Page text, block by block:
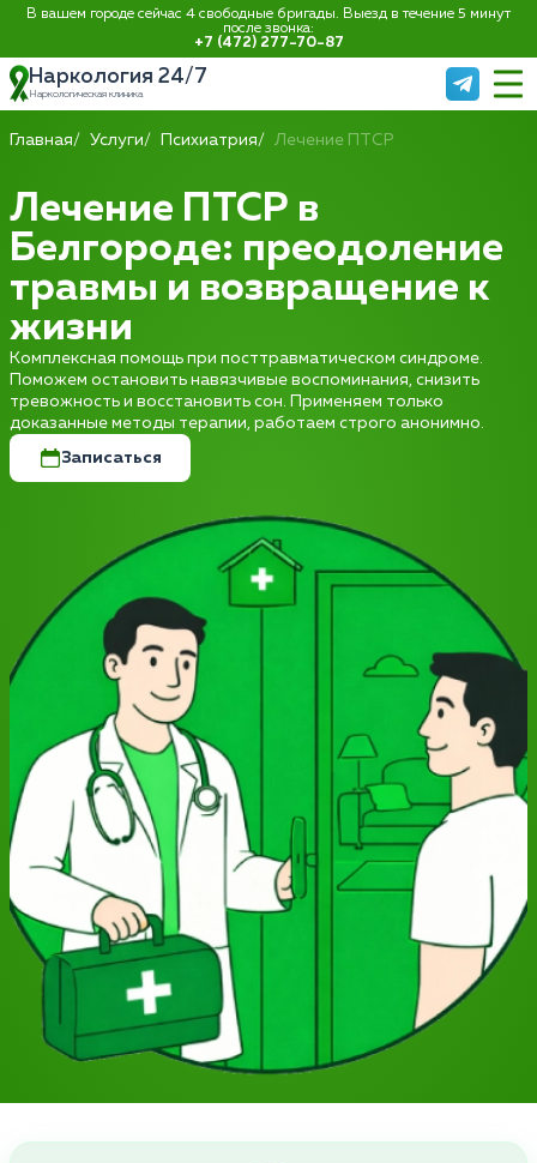
В вашем городе сейчас 4 свободные бригады. Выезд в течение 5 минут
после звонка:
+7 (472) 277-70-87
Наркология 24/7
Наркологическая клиника
Главная Услуги Психиатрия Лечение ПТСР
Лечение ПТСР в
Белгороде: преодоление
травмы и возвращение к
жизни
Комплексная помощь при посттравматическом синдроме.
Поможем остановить навязчивые воспоминания, снизить
тревожность и восстановить сон. Применяем только
доказанные методы терапии, работаем строго анонимно.
Записаться